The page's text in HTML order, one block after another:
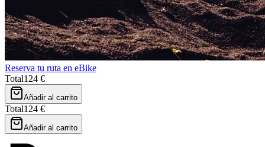
Reserva tu ruta en eBike
Total124 €
Añadir al carrito
Total124 €
Añadir al carrito